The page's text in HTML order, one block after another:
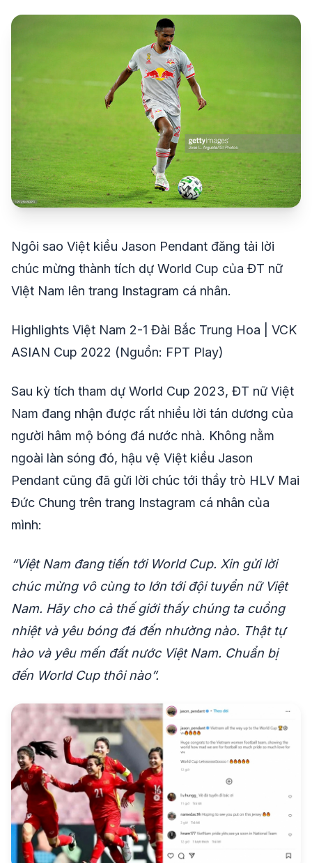
share © 2026 TT24H
Ngôi sao Việt kiều Jason Pendant đăng tải lời
chúc mừng thành tích dự World Cup của ĐT nữ
Việt Nam lên trang Instagram cá nhân.
Highlights Việt Nam 2-1 Đài Bắc Trung Hoa | VCK
ASIAN Cup 2022 (Nguồn: FPT Play)
Sau kỳ tích tham dự World Cup 2023, ĐT nữ Việt
Nam đang nhận được rất nhiều lời tán dương của
người hâm mộ bóng đá nước nhà. Không nằm
ngoài làn sóng đó, hậu vệ Việt kiều Jason
Pendant cũng đã gửi lời chúc tới thầy trò HLV Mai
Đức Chung trên trang Instagram cá nhân của
mình:
“Việt Nam đang tiến tới World Cup. Xin gửi lời
chúc mừng vô cùng to lớn tới đội tuyển nữ Việt
Nam. Hãy cho cả thế giới thấy chúng ta cuồng
nhiệt và yêu bóng đá đến nhường nào. Thật tự
hào và yêu mến đất nước Việt Nam. Chuẩn bị
đến World Cup thôi nào”.